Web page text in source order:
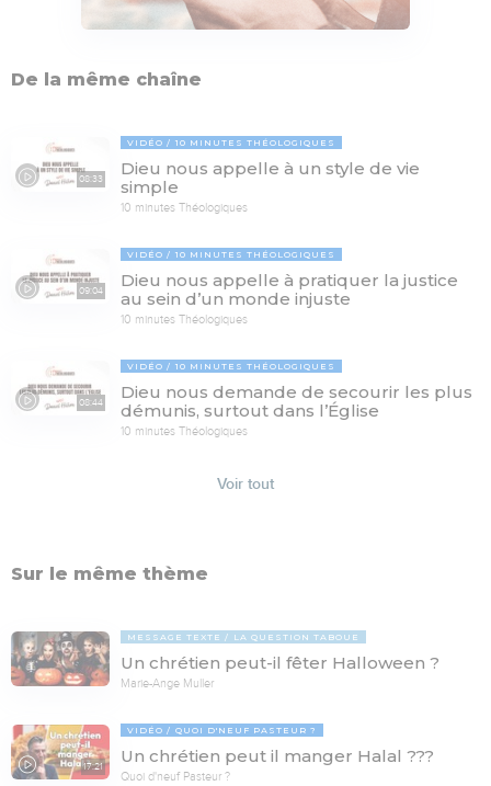
De la même chaîne
08:33
VIDÉO 10 MINUTES THÉOLOGIQUES
Dieu nous appelle à un style de vie
simple
10 minutes Théologiques
09:04
VIDÉO 10 MINUTES THÉOLOGIQUES
Dieu nous appelle à pratiquer la justice
au sein d’un monde injuste
10 minutes Théologiques
08:44
VIDÉO 10 MINUTES THÉOLOGIQUES
Dieu nous demande de secourir les plus
démunis, surtout dans l’Église
10 minutes Théologiques
Voir tout
Sur le même thème
MESSAGE TEXTE LA QUESTION TABOUE
Un chrétien peut-il fêter Halloween ?
Marie-Ange Muller
17:21
VIDÉO QUOI D'NEUF PASTEUR ?
Un chrétien peut il manger Halal ???
Quoi d'neuf Pasteur ?